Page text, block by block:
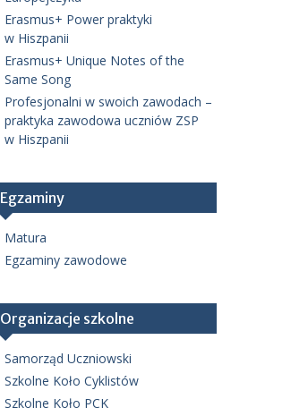
Erasmus+ Power praktyki
w Hiszpanii
Erasmus+ Unique Notes of the
Same Song
Profesjonalni w swoich zawodach –
praktyka zawodowa uczniów ZSP
w Hiszpanii
Egzaminy
Matura
Egzaminy zawodowe
Organizacje szkolne
Samorząd Uczniowski
Szkolne Koło Cyklistów
Szkolne Koło PCK